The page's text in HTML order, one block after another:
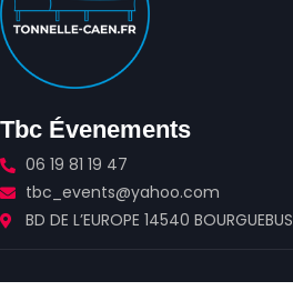
Tbc Évenements
06 19 81 19 47
tbc_events@yahoo.com
BD DE L’EUROPE 14540 BOURGUEBUS